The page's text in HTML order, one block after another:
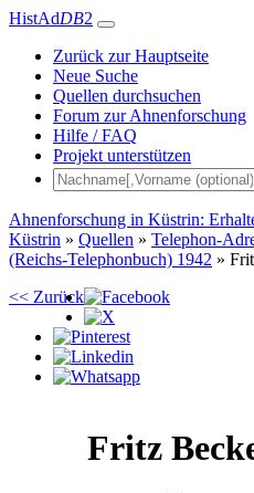
HistAdDB2
Zurück zur Hauptseite
Neue Suche
Quellen durchsuchen
Forum zur Ahnenforschung
Hilfe / FAQ
Projekt unterstützen
Ahnenforschung in Küstrin:
Küstrin » Quellen » Telephon-
(Reichs-Telephonbuch) 1942 »
<< Zurück
Fritz